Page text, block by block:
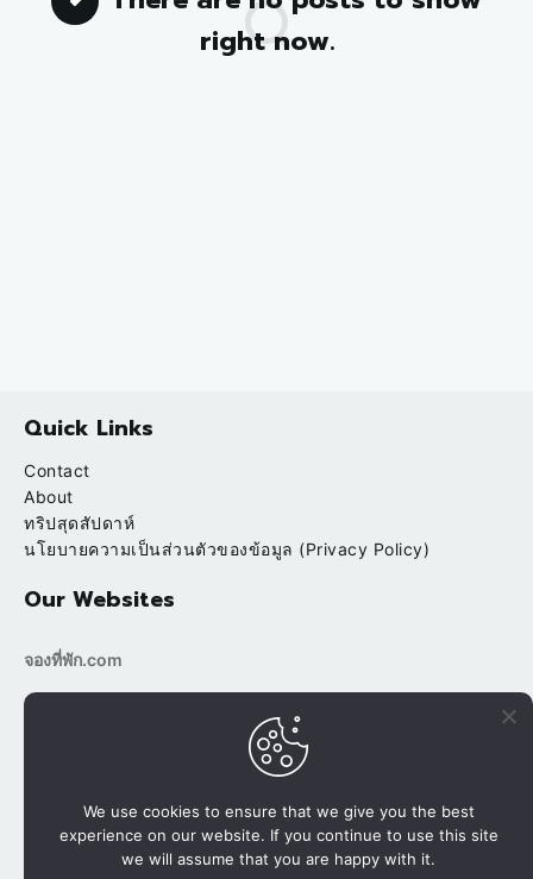
right now.
Quick Links
Contact
About
ทริปสุดสัปดาห์
นโยบายความเป็นส่วนตัวของข้อมูล (Privacy Policy)
Our Websites
จองที่พัก.com
bookingtripp.com
นาขั้นบันได ปางมะโอ นาเลยคี เชียงใหม่
We use cookies to ensure that we give you the best
experience on our website. If you continue to use this site
we will assume that you are happy with it.